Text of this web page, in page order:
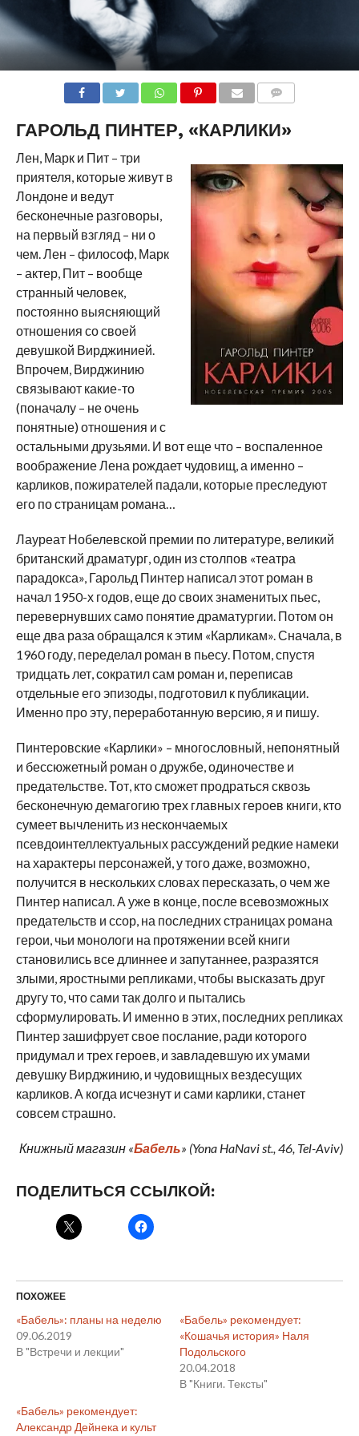
ГАРОЛЬД ПИНТЕР, «КАРЛИКИ»
Лен, Марк и Пит – три
приятеля, которые живут в
Лондоне и ведут
бесконечные разговоры,
на первый взгляд – ни о
чем. Лен – философ, Марк
– актер, Пит – вообще
странный человек,
постоянно выясняющий
отношения со своей
девушкой Вирджинией.
Впрочем, Вирджинию
связывают какие-то
(поначалу – не очень
понятные) отношения и с
остальными друзьями. И вот еще что – воспаленное
воображение Лена рождает чудовищ, а именно –
карликов, пожирателей падали, которые преследуют
его по страницам романа…
Лауреат Нобелевской премии по литературе, великий
британский драматург, один из столпов «театра
парадокса», Гарольд Пинтер написал этот роман в
начал 1950-х годов, еще до своих знаменитых пьес,
перевернувших само понятие драматургии. Потом он
еще два раза обращался к этим «Карликам». Сначала, в
1960 году, переделал роман в пьесу. Потом, спустя
тридцать лет, сократил сам роман и, переписав
отдельные его эпизоды, подготовил к публикации.
Именно про эту, переработанную версию, я и пишу.
Пинтеровские «Карлики» – многословный, непонятный
и бессюжетный роман о дружбе, одиночестве и
предательстве. Тот, кто сможет продраться сквозь
бесконечную демагогию трех главных героев книги, кто
сумеет вычленить из нескончаемых
псевдоинтеллектуальных рассуждений редкие намеки
на характеры персонажей, у того даже, возможно,
получится в нескольких словах пересказать, о чем же
Пинтер написал. А уже в конце, после всевозможных
предательств и ссор, на последних страницах романа
герои, чьи монологи на протяжении всей книги
становились все длиннее и запутаннее, разразятся
злыми, яростными репликами, чтобы высказать друг
другу то, что сами так долго и пытались
сформулировать. И именно в этих, последних репликах
Пинтер зашифрует свое послание, ради которого
придумал и трех героев, и завладевшую их умами
девушку Вирджинию, и чудовищных вездесущих
карликов. А когда исчезнут и сами карлики, станет
совсем страшно.
Книжный магазин «Бабель» (Yona HaNavi st., 46, Tel-Aviv)
ПОДЕЛИТЬСЯ ССЫЛКОЙ:
ПОХОЖЕЕ
«Бабель»: планы на неделю
09.06.2019
В "Встречи и лекции"
«Бабель» рекомендует:
«Кошачья история» Наля
Подольского
20.04.2018
В "Книги. Тексты"
«Бабель» рекомендует:
Александр Дейнека и культ